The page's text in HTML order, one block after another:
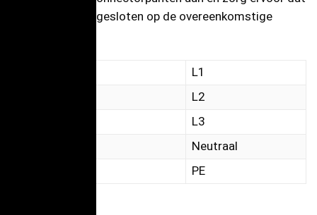
elke kabel is aangesloten op de overeenkomstige
L1
L2
L3
Neutraal
PE